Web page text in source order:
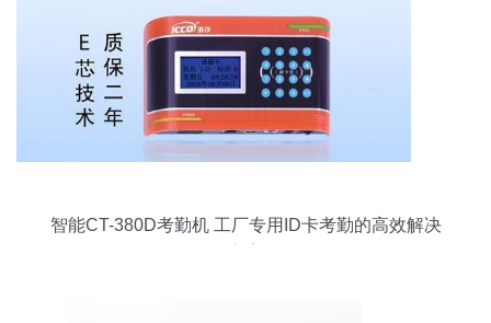
智能CT-380D考勤机 工厂专用ID卡考勤的高效解决